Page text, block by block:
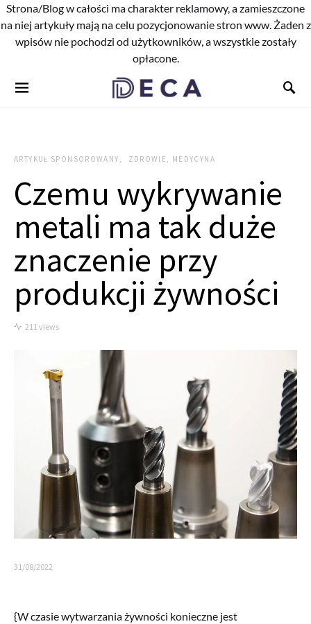
Strona/Blog w całości ma charakter reklamowy, a zamieszczone
na niej artykuły mają na celu pozycjonowanie stron www. Żaden z
wpisów nie pochodzi od użytkowników, a wszystkie zostały
opłacone.
ARTYKUŁ SPONSOROWANY ZDROWIE, MEDYCYNA
Czemu wykrywanie
metali ma tak duże
znaczenie przy
produkcji żywności
211 views
31/08/2022
{W czasie wytwarzania żywności konieczne jest